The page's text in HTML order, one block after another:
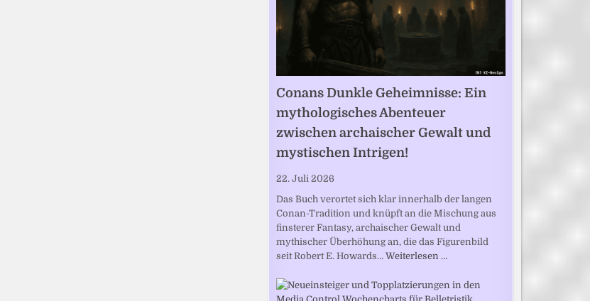
Conans Dunkle Geheimnisse: Ein
mythologisches Abenteuer
zwischen archaischer Gewalt und
mystischen Intrigen!
22. Juli 2026
Das Buch verortet sich klar innerhalb der langen
Conan-Tradition und knüpft an die Mischung aus
finsterer Fantasy, archaischer Gewalt und
mythischer Überhöhung an, die das Figurenbild
seit Robert E. Howards… Weiterlesen …